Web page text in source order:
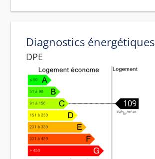
Diagnostics énergétiques
DPE
109